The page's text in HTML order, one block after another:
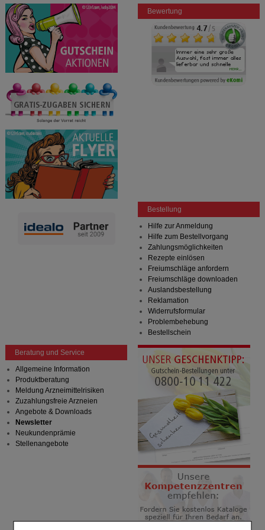
Bewertung
Bestellung
Hilfe zur Anmeldung
Hilfe zum Bestellvorgang
Zahlungsmöglichkeiten
Rezepte einlösen
Freiumschläge anfordern
Freiumschläge downloaden
Auslandsbestellung
Reklamation
Widerrufsformular
Problembehebung
Bestellschein
Beratung und Service
Allgemeine Information
Produktberatung
Meldung Arzneimittelrisiken
Zuzahlungsfreie Arzneien
Angebote & Downloads
Newsletter
Neukundenprämie
Stellenangebote